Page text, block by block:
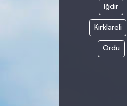
Iğdır
Kırklareli
Ordu